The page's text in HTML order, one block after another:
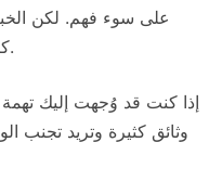
على سوء فهم. لكن
كاملة لإثبات براءته، شريطة أن يُحسن استخدام الأدلة، الإجراءات، والنصائح القانونية الصحيحة.
إذا كنت قد وُجهت إليك
وثائق كثيرة وتريد تجنب